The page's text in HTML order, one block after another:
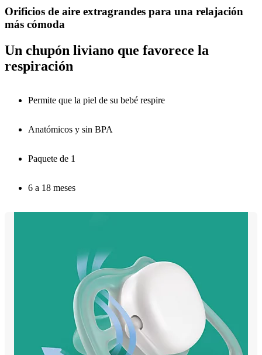
Orificios de aire extragrandes para una relajación
más cómoda
Un chupón liviano que favorece la
respiración
Permite que la piel de su bebé respire
Anatómicos y sin BPA
Paquete de 1
6 a 18 meses